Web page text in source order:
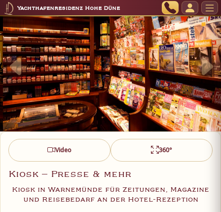
Yachthafenresidenz Hohe Düne
Video 360°
Kiosk – Presse & mehr
Kiosk in Warnemünde für Zeitungen, Magazine
und Reisebedarf an der Hotel-Rezeption